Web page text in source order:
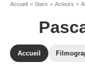
Accueil Stars Acteurs
Accueil